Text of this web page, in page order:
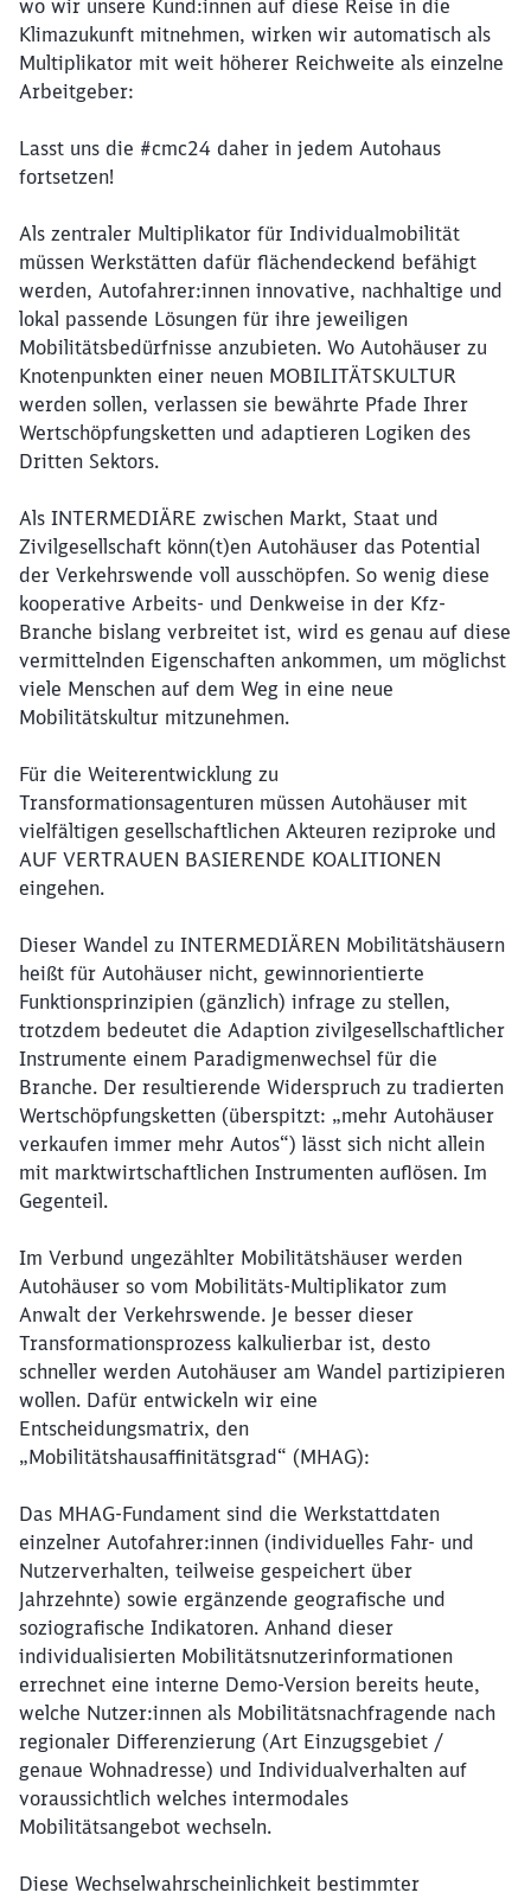
wo wir unsere Kund:innen auf diese Reise in die
Klimazukunft mitnehmen, wirken wir automatisch als
Multiplikator mit weit höherer Reichweite als einzelne
Arbeitgeber:
Lasst uns die #cmc24 daher in jedem Autohaus
fortsetzen!
Als zentraler Multiplikator für Individualmobilität
müssen Werkstätten dafür flächendeckend befähigt
werden, Autofahrer:innen innovative, nachhaltige und
lokal passende Lösungen für ihre jeweiligen
Mobilitätsbedürfnisse anzubieten. Wo Autohäuser zu
Knotenpunkten einer neuen MOBILITÄTSKULTUR
werden sollen, verlassen sie bewährte Pfade Ihrer
Wertschöpfungsketten und adaptieren Logiken des
Dritten Sektors.
Als INTERMEDIÄRE zwischen Markt, Staat und
Zivilgesellschaft könn(t)en Autohäuser das Potential
der Verkehrswende voll ausschöpfen. So wenig diese
kooperative Arbeits- und Denkweise in der Kfz-
Branche bislang verbreitet ist, wird es genau auf diese
vermittelnden Eigenschaften ankommen, um möglichst
viele Menschen auf dem Weg in eine neue
Mobilitätskultur mitzunehmen.
Für die Weiterentwicklung zu
Transformationsagenturen müssen Autohäuser mit
vielfältigen gesellschaftlichen Akteuren reziproke und
AUF VERTRAUEN BASIERENDE KOALITIONEN
eingehen.
Dieser Wandel zu INTERMEDIÄREN Mobilitätshäusern
heißt für Autohäuser nicht, gewinnorientierte
Funktionsprinzipien (gänzlich) infrage zu stellen,
trotzdem bedeutet die Adaption zivilgesellschaftlicher
Instrumente einem Paradigmenwechsel für die
Branche. Der resultierende Widerspruch zu tradierten
Wertschöpfungsketten (überspitzt: „mehr Autohäuser
verkaufen immer mehr Autos“) lässt sich nicht allein
mit marktwirtschaftlichen Instrumenten auflösen. Im
Gegenteil.
Im Verbund ungezählter Mobilitätshäuser werden
Autohäuser so vom Mobilitäts-Multiplikator zum
Anwalt der Verkehrswende. Je besser dieser
Transformationsprozess kalkulierbar ist, desto
schneller werden Autohäuser am Wandel partizipieren
wollen. Dafür entwickeln wir eine
Entscheidungsmatrix, den
„Mobilitätshausaffinitätsgrad“ (MHAG):
Das MHAG-Fundament sind die Werkstattdaten
einzelner Autofahrer:innen (individuelles Fahr- und
Nutzerverhalten, teilweise gespeichert über
Jahrzehnte) sowie ergänzende geografische und
soziografische Indikatoren. Anhand dieser
individualisierten Mobilitätsnutzerinformationen
errechnet eine interne Demo-Version bereits heute,
welche Nutzer:innen als Mobilitätsnachfragende nach
regionaler Differenzierung (Art Einzugsgebiet /
genaue Wohnadresse) und Individualverhalten auf
voraussichtlich welches intermodales
Mobilitätsangebot wechseln.
Diese Wechselwahrscheinlichkeit bestimmter
Möchten Sie zu
Abbrechen Weiter